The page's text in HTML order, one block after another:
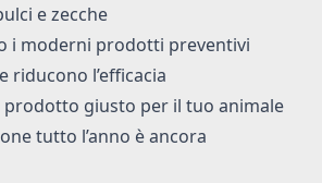
e zecche
i moderni prodotti preventivi
riducono l’efficacia
prodotto giusto per il tuo animale
tutto l’anno è ancora